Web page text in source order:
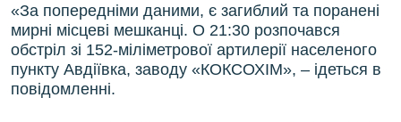
ІНФОГРАФІКА
ДОЛУЧАЙСЯ!
Усі сайти RFE/RL
«За попередніми даними, є загиблий та поранені
мирні місцеві мешканці. О 21:30 розпочався
обстріл зі 152-міліметрової артилерії населеного
пункту Авдіївка, заводу «КОКСОХІМ», – ідеться в
повідомленні.